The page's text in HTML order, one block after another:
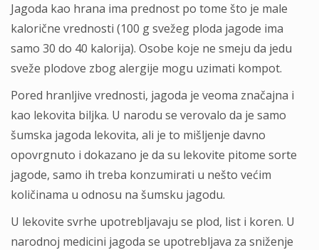
Jagoda kao hrana ima prednost po tome što je male
kalorične vrednosti (100 g svežeg ploda jagode ima
samo 30 do 40 kalorija). Osobe koje ne smeju da jedu
sveže plodove zbog alergije mogu uzimati kompot.
Pored hranljive vrednosti, jagoda je veoma značajna i
kao lekovita biljka. U narodu se verovalo da je samo
šumska jagoda lekovita, ali je to mišljenje davno
opovrgnuto i dokazano je da su lekovite pitome sorte
jagode, samo ih treba konzumirati u nešto većim
količinama u odnosu na šumsku jagodu.
U lekovite svrhe upotrebljavaju se plod, list i koren. U
narodnoj medicini jagoda se upotrebljava za sniženje